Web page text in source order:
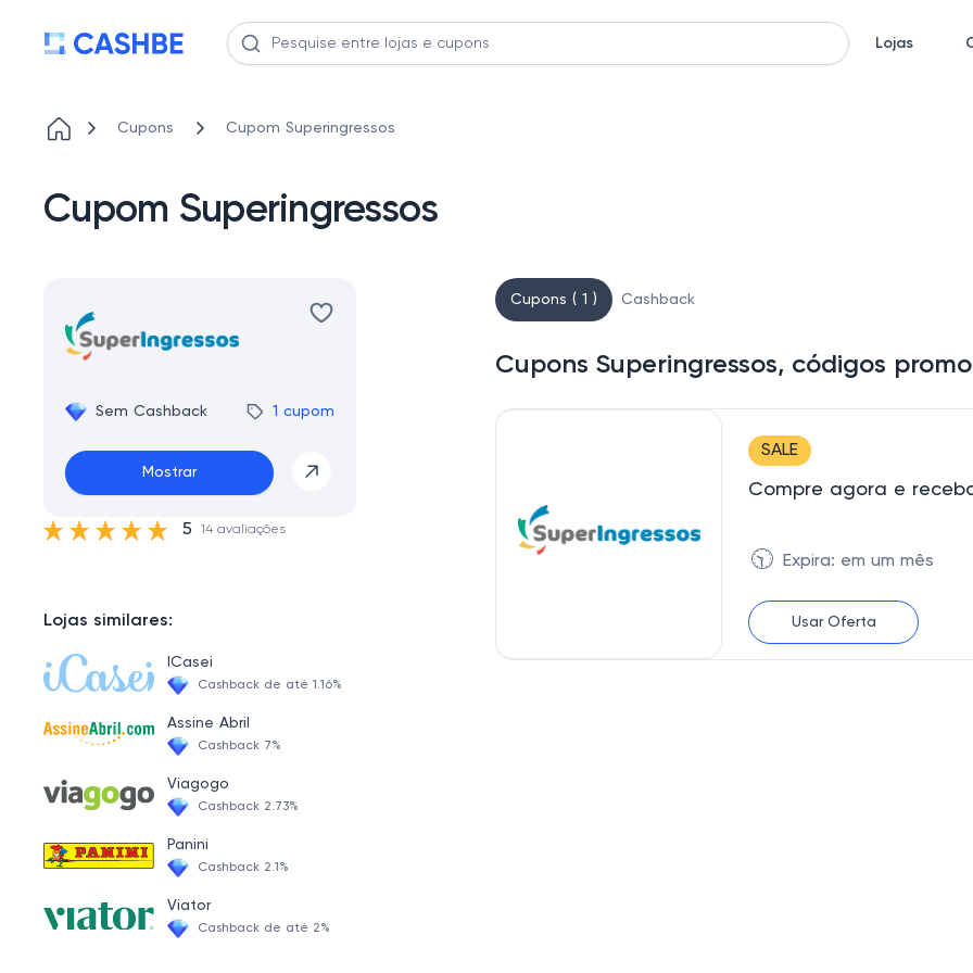
Lojas
Cupons Cupom Superingressos
Cupom Superingressos
Sem Cashback 1 cupom
Mostrar
5 14 avaliações
Lojas similares:
ICasei
Cashback de até 1.16%
Assine Abril
Cashback 7%
Viagogo
Cashback 2.73%
Panini
Cashback 2.1%
Viator
Cashback de até 2%
Cupons ( 1 ) Cashback
Cupons Superingressos, códigos
SALE
Compre agora e
🕥 Expira: em um mês
Usar Oferta